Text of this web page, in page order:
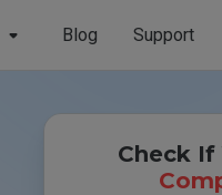
Blog Support
Check If